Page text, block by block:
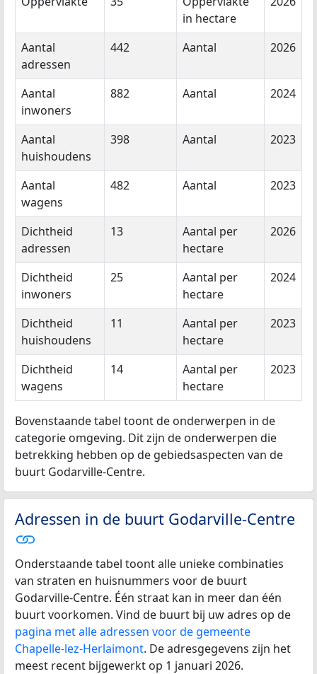
in hectare
Aantal
adressen
442 Aantal 2026
Aantal
inwoners
882 Aantal 2024
Aantal
huishoudens
398 Aantal 2023
Aantal
wagens
482 Aantal 2023
Dichtheid
adressen
13
Aantal per
hectare
2026
Dichtheid
inwoners
25
Aantal per
hectare
2024
Dichtheid
huishoudens
11
Aantal per
hectare
2023
Dichtheid
wagens
14
Aantal per
hectare
2023
Bovenstaande tabel toont de onderwerpen in de
categorie omgeving. Dit zijn de onderwerpen die
betrekking hebben op de gebiedsaspecten van de
buurt Godarville-Centre.
Adressen in de buurt Godarville-Centre
Onderstaande tabel toont alle unieke combinaties
van straten en huisnummers voor de buurt
Godarville-Centre. Één straat kan in meer dan één
buurt voorkomen. Vind de buurt bij uw adres op de
pagina met alle adressen voor de gemeente
Chapelle-lez-Herlaimont. De adresgegevens zijn het
meest recent bijgewerkt op 1 januari 2026.